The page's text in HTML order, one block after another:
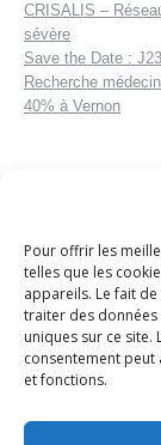
Pour offrir les
telles que les
appareils. Le fait
traiter des
uniques sur ce
consentement
et fonctions.
CRISALIS –
sévère
Save the Date :
Recherche
40% à Vernon